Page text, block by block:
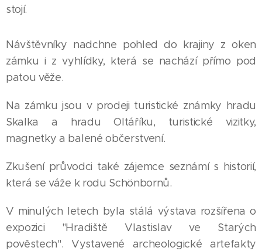
stojí.
Návštěvníky nadchne pohled do krajiny z oken
zámku i z vyhlídky, která se nachází přímo pod
patou věže.
Na zámku jsou v prodeji turistické známky hradu
Skalka a hradu Oltáříku, turistické vizitky,
magnetky a balené občerstvení.
Zkušení průvodci také zájemce seznámí s historií,
která se váže k rodu Schönbornů.
V minulých letech byla stálá výstava rozšířena o
expozici "Hradiště Vlastislav ve Starých
pověstech". Vystavené archeologické artefakty